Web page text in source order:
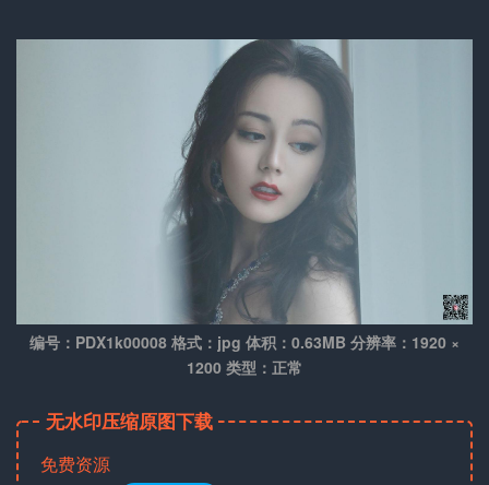
编号：PDX1k00008 格式：jpg 体积：0.63MB 分辨率：1920 ×
1200 类型：正常
无水印压缩原图下载
免费资源